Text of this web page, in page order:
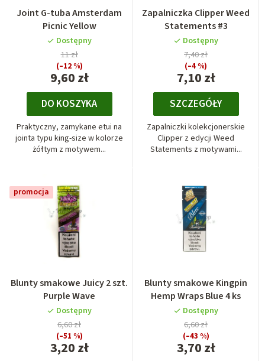
Joint G-tuba Amsterdam
Picnic Yellow
Dostępny
9,60 zł
11 zł
(–12 %)
DO KOSZYKA
Praktyczny, zamykane etui na
jointa typu king-size w kolorze
żółtym z motywem...
Zapalniczka Clipper Weed
Statements #3
Dostępny
7,10 zł
7,40 zł
(–4 %)
SZCZEGÓŁY
Zapalniczki kolekcjonerskie
Clipper z edycji Weed
Statements z motywami...
promocja
Blunty smakowe Juicy 2 szt.
Purple Wave
Dostępny
3,20 zł
6,60 zł
(–51 %)
Blunty smakowe Kingpin
Hemp Wraps Blue 4 ks
Dostępny
3,70 zł
6,60 zł
(–43 %)